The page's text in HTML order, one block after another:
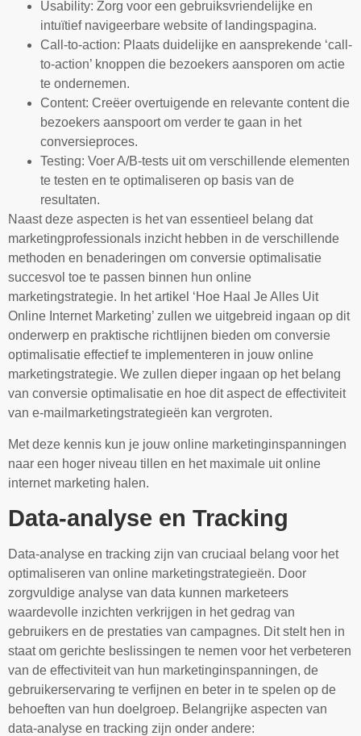
Usability: Zorg voor een gebruiksvriendelijke en
intuïtief navigeerbare website of landingspagina.
Call-to-action: Plaats duidelijke en aansprekende ‘call-
to-action’ knoppen die bezoekers aansporen om actie
te ondernemen.
Content: Creëer overtuigende en relevante content die
bezoekers aanspoort om verder te gaan in het
conversieproces.
Testing: Voer A/B-tests uit om verschillende elementen
te testen en te optimaliseren op basis van de
resultaten.
Naast deze aspecten is het van essentieel belang dat
marketingprofessionals inzicht hebben in de verschillende
methoden en benaderingen om conversie optimalisatie
succesvol toe te passen binnen hun online
marketingstrategie. In het artikel ‘Hoe Haal Je Alles Uit
Online Internet Marketing’ zullen we uitgebreid ingaan op dit
onderwerp en praktische richtlijnen bieden om conversie
optimalisatie effectief te implementeren in jouw online
marketingstrategie. We zullen dieper ingaan op het belang
van conversie optimalisatie en hoe dit aspect de effectiviteit
van e-mailmarketingstrategieën kan vergroten.
Met deze kennis kun je jouw online marketinginspanningen
naar een hoger niveau tillen en het maximale uit online
internet marketing halen.
Data-analyse en Tracking
Data-analyse en tracking zijn van cruciaal belang voor het
optimaliseren van online marketingstrategieën. Door
zorgvuldige analyse van data kunnen marketeers
waardevolle inzichten verkrijgen in het gedrag van
gebruikers en de prestaties van campagnes. Dit stelt hen in
staat om gerichte beslissingen te nemen voor het verbeteren
van de effectiviteit van hun marketinginspanningen, de
gebruikerservaring te verfijnen en beter in te spelen op de
behoeften van hun doelgroep. Belangrijke aspecten van
data-analyse en tracking zijn onder andere: